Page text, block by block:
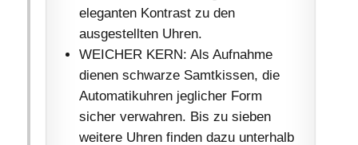
eleganten Kontrast zu den
ausgestellten Uhren.
WEICHER KERN: Als Aufnahme
dienen schwarze Samtkissen, die
Automatikuhren jeglicher Form
sicher verwahren. Bis zu sieben
weitere Uhren finden dazu unterhalb